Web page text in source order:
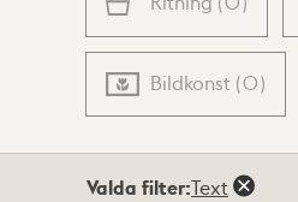
Bildkonst (0)
Valda filter:Text